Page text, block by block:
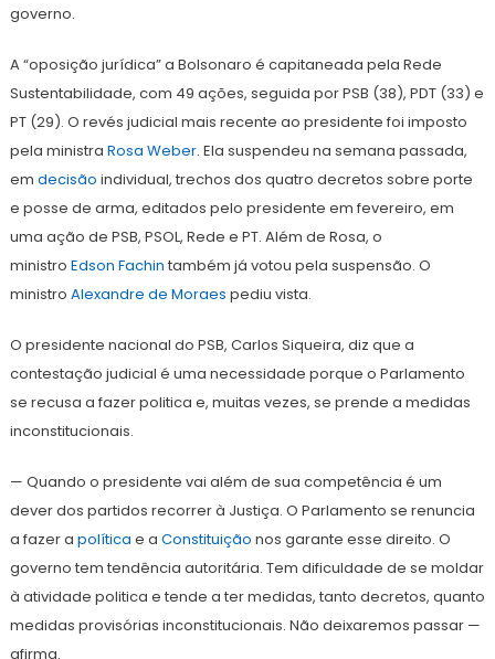
governo.
A “oposição jurídica” a Bolsonaro é capitaneada pela Rede
Sustentabilidade, com 49 ações, seguida por PSB (38), PDT (33) e
PT (29). O revés judicial mais recente ao presidente foi imposto
pela ministra Rosa Weber. Ela suspendeu na semana passada,
em decisão individual, trechos dos quatro decretos sobre porte
e posse de arma, editados pelo presidente em fevereiro, em
uma ação de PSB, PSOL, Rede e PT. Além de Rosa, o
ministro Edson Fachin também já votou pela suspensão. O
ministro Alexandre de Moraes pediu vista.
O presidente nacional do PSB, Carlos Siqueira, diz que a
contestação judicial é uma necessidade porque o Parlamento
se recusa a fazer politica e, muitas vezes, se prende a medidas
inconstitucionais.
— Quando o presidente vai além de sua competência é um
dever dos partidos recorrer à Justiça. O Parlamento se renuncia
a fazer a política e a Constituição nos garante esse direito. O
governo tem tendência autoritária. Tem dificuldade de se moldar
à atividade politica e tende a ter medidas, tanto decretos, quanto
medidas provisórias inconstitucionais. Não deixaremos passar —
afirma.